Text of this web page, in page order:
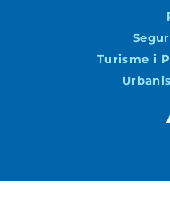
Turisme i